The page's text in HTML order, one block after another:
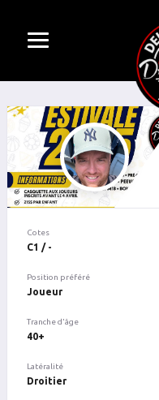
Cotes
C1 / -
Position préféré
Joueur
Tranche d'âge
40+
Latéralité
Droitier